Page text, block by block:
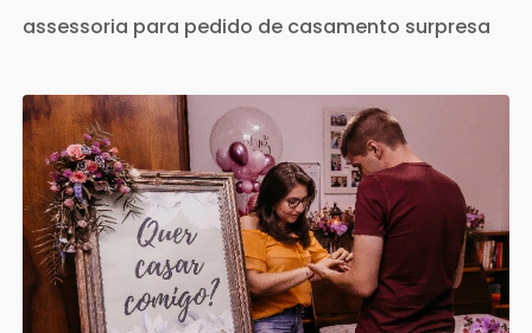
assessoria para pedido de casamento surpresa